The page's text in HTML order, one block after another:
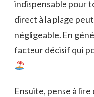
indispensable pour
direct à la plage
négligeable. En
facteur décisif qui
Ensuite, pense à lire